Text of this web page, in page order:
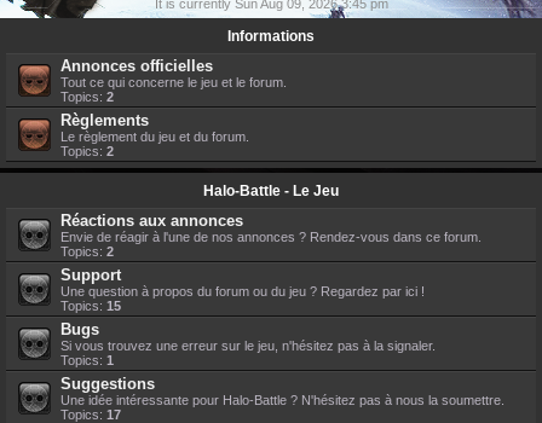
It is currently Sun Aug 09, 2026 3:45 pm
Informations
Annonces officielles
Tout ce qui concerne le jeu et le forum.
Topics: 2
Règlements
Le règlement du jeu et du forum.
Topics: 2
Halo-Battle - Le Jeu
Réactions aux annonces
Envie de réagir à l'une de nos annonces ? Rendez-vous dans ce forum.
Topics: 2
Support
Une question à propos du forum ou du jeu ? Regardez par ici !
Topics: 15
Bugs
Si vous trouvez une erreur sur le jeu, n'hésitez pas à la signaler.
Topics: 1
Suggestions
Une idée intéressante pour Halo-Battle ? N'hésitez pas à nous la soumettre.
Topics: 17